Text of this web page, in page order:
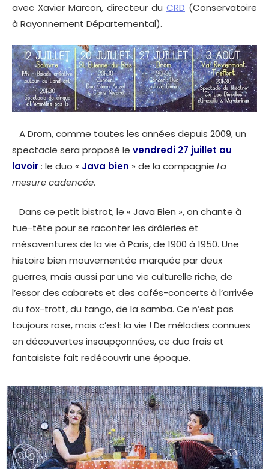
avec Xavier Marcon, directeur du CRD (Conservatoire
à Rayonnement Départemental).
A Drom, comme toutes les années depuis 2009, un
spectacle sera proposé le vendredi 27 juillet au
lavoir: le duo « Java bien » de la compagnie La
mesure cadencée.
Dans ce petit bistrot, le « Java Bien », on chante à
tue-tête pour se raconter les drôleries et
mésaventures de la vie à Paris, de 1900 à 1950. Une
histoire bien mouvementée marquée par deux
guerres, mais aussi par une vie culturelle riche, de
l’essor des cabarets et des cafés-concerts à l’arrivée
du fox-trott, du tango, de la samba. Ce n’est pas
toujours rose, mais c’est la vie ! De mélodies connues
en découvertes insoupçonnées, ce duo frais et
fantaisiste fait redécouvrir une époque.